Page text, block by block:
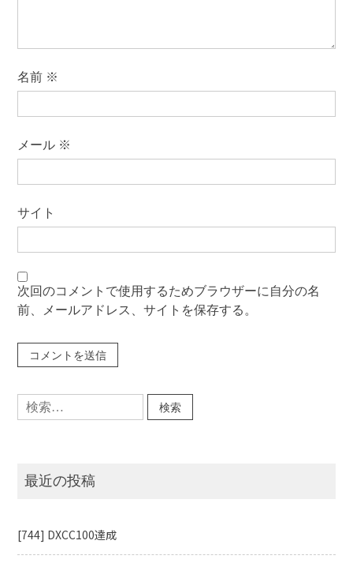
名前 ※
メール ※
サイト
次回のコメントで使用するためブラウザーに自分の名
前、メールアドレス、サイトを保存する。
検
索:
最近の投稿
[744] DXCC100達成